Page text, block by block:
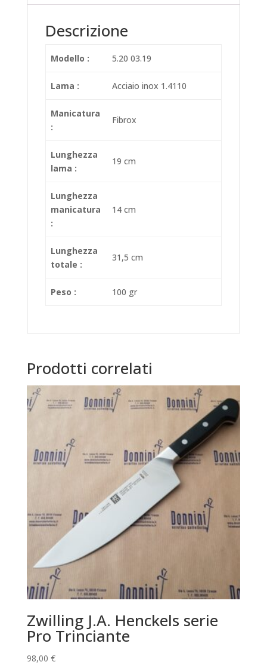
Descrizione
Modello : 5.20 03.19
Lama : Acciaio inox 1.4110
Manicatura
:
Fibrox
Lunghezza
lama :
19 cm
Lunghezza
manicatura
:
14 cm
Lunghezza
totale :
31,5 cm
Peso : 100 gr
Prodotti correlati
Zwilling J.A. Henckels serie
Pro Trinciante
98,00 €